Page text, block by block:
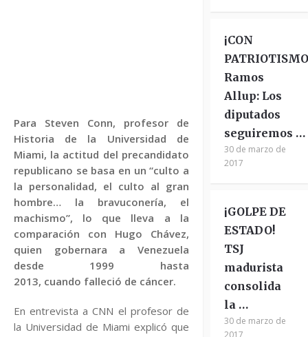
Para Steven Conn, profesor de
Historia de la Universidad de
Miami, la actitud del precandidato
republicano se basa en un “culto a
la personalidad, el culto al gran
hombre… la bravuconería, el
machismo”, lo que lleva a la
comparación con Hugo Chávez,
quien gobernara a Venezuela
desde 1999 hasta
2013, cuando falleció de cáncer.
En entrevista a CNN el profesor de
la Universidad de Miami explicó que
¡CON
Ramos
Allup: Los
diputados
seguiremos …
30 de marzo de
2017
¡GOLPE DE
ESTADO!
TSJ
madurista
consolida
la …
30 de marzo de
2017